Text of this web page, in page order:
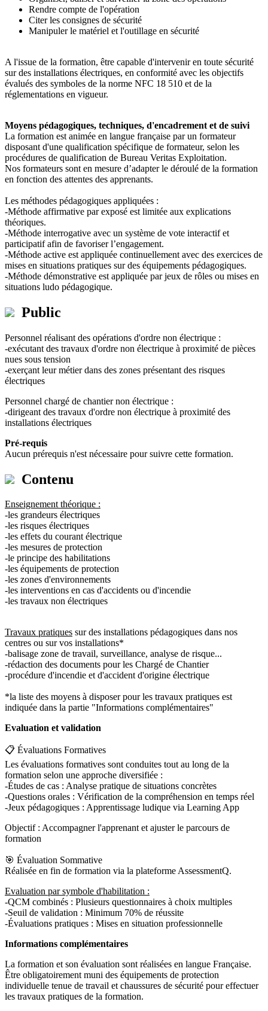
Rendre compte de l'opération
Citer les consignes de sécurité
Manipuler le matériel et l'outillage en sécurité
A l'issue de la formation, être capable d'intervenir en toute sécurité
sur des installations électriques, en conformité avec les objectifs
évalués des symboles de la norme NFC 18 510 et de la
réglementations en vigueur.
Moyens pédagogiques, techniques, d'encadrement et de suivi
La formation est animée en langue française par un formateur
disposant d'une qualification spécifique de formateur, selon les
procédures de qualification de Bureau Veritas Exploitation.
Nos formateurs sont en mesure d’adapter le déroulé de la formation
en fonction des attentes des apprenants.
Les méthodes pédagogiques appliquées :
-Méthode affirmative par exposé est limitée aux explications
théoriques.
-Méthode interrogative avec un système de vote interactif et
participatif afin de favoriser l’engagement.
-Méthode active est appliquée continuellement avec des exercices de
mises en situations pratiques sur des équipements pédagogiques.
-Méthode démonstrative est appliquée par jeux de rôles ou mises en
situations ludo pédagogique.
Public
Personnel réalisant des opérations d'ordre non électrique :
-exécutant des travaux d'ordre non électrique à proximité de pièces
nues sous tension
-exerçant leur métier dans des zones présentant des risques
électriques
Personnel chargé de chantier non électrique :
-dirigeant des travaux d'ordre non électrique à proximité des
installations électriques
Pré-requis
Aucun prérequis n'est nécessaire pour suivre cette formation.
Contenu
Enseignement théorique :
-les grandeurs électriques
-les risques électriques
-les effets du courant électrique
-les mesures de protection
-le principe des habilitations
-les équipements de protection
-les zones d'environnements
-les interventions en cas d'accidents ou d'incendie
-les travaux non électriques
Travaux pratiques sur des installations pédagogiques dans nos
centres ou sur vos installations*
-balisage zone de travail, surveillance, analyse de risque...
-rédaction des documents pour les Chargé de Chantier
-procédure d'incendie et d'accident d'origine électrique
*la liste des moyens à disposer pour les travaux pratiques est
indiquée dans la partie "Informations complémentaires"
Evaluation et validation
📋 Évaluations Formatives
Les évaluations formatives sont conduites tout au long de la
formation selon une approche diversifiée :
-Études de cas : Analyse pratique de situations concrètes
-Questions orales : Vérification de la compréhension en temps réel
-Jeux pédagogiques : Apprentissage ludique via Learning App
Objectif : Accompagner l'apprenant et ajuster le parcours de
formation
🎯 Évaluation Sommative
Réalisée en fin de formation via la plateforme AssessmentQ.
Evaluation par symbole d'habilitation :
-QCM combinés : Plusieurs questionnaires à choix multiples
-Seuil de validation : Minimum 70% de réussite
-Évaluations pratiques : Mises en situation professionnelle
Informations complémentaires
La formation et son évaluation sont réalisées en langue Française.
Être obligatoirement muni des équipements de protection
individuelle tenue de travail et chaussures de sécurité pour effectuer
les travaux pratiques de la formation.